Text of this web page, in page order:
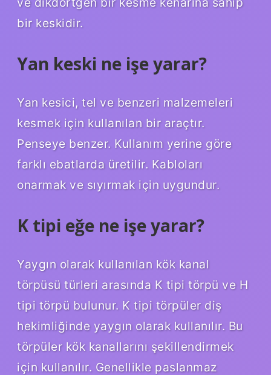
bir keskidir.
Yan keski ne işe yarar?
Yan kesici, tel ve benzeri malzemeleri
kesmek için kullanılan bir araçtır.
Penseye benzer. Kullanım yerine göre
farklı ebatlarda üretilir. Kabloları
onarmak ve sıyırmak için uygundur.
K tipi eğe ne işe yarar?
Yaygın olarak kullanılan kök kanal
törpüsü türleri arasında K tipi törpü ve H
tipi törpü bulunur. K tipi törpüler diş
hekimliğinde yaygın olarak kullanılır. Bu
törpüler kök kanallarını şekillendirmek
için kullanılır. Genellikle paslanmaz